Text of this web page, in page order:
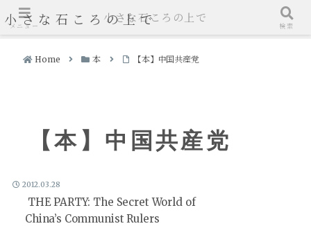
小さな石ころの上で
Home 本 【本】中国共産党
【本】中国共産党
2012.03.28
THE PARTY: The Secret World of
China’s Communist Rulers
メニュー
小さな石ころの上で
検索